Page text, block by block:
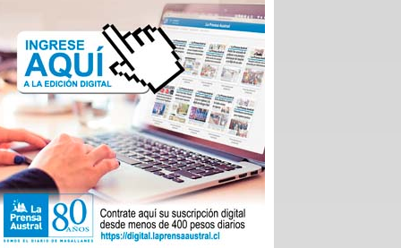
necesidades reales de los sectores productivos y
de servicios de la región, asegurando que los
egresados cuenten con una inserción laboral
efectiva y que la formación no derive en una
saturación del mercado, sino en una respuesta a
demandas insatisfechas. Carreras como
Instrumentación y Control de Procesos Industriales
y Logística con mención en Operaciones
Portuarias, que se impartirán tanto en la capital
regional como en Puerto Natales, son ejemplos
claros de formación técnica orientada a los
desafíos productivos actuales.
También cabe destacar la expansión territorial,
con las nuevas sedes en Punta Arenas y Puerto
Natales.